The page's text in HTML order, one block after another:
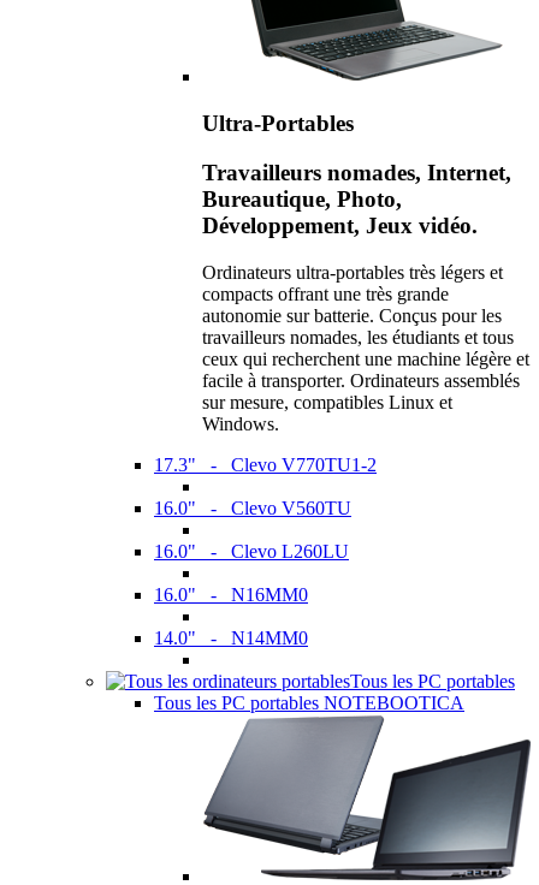
Ultra-Portables
Travailleurs nomades, Internet,
Bureautique, Photo,
Développement, Jeux vidéo.
Ordinateurs ultra-portables très légers et
compacts offrant une très grande
autonomie sur batterie. Conçus pour les
travailleurs nomades, les étudiants et tous
ceux qui recherchent une machine légère et
facile à transporter. Ordinateurs assemblés
sur mesure, compatibles Linux et
Windows.
17.3" - Clevo V770TU1-2
16.0" - Clevo V560TU
16.0" - Clevo L260LU
16.0" - N16MM0
14.0" - N14MM0
Tous les PC portables
Tous les PC portables NOTEBOOTICA